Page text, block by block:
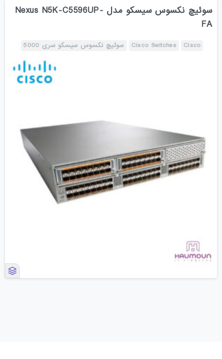
سوئیچ نکسوس سیسکو مدل Nexus N5K-C5596UP-
FA
Cisco
Cisco Switches سوئیچ نکسوس سیسکو سری 5000